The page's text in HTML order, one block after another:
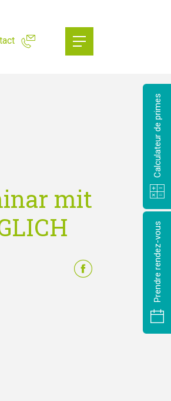
Calculateur de primes
Prendre rendez-vous
mit